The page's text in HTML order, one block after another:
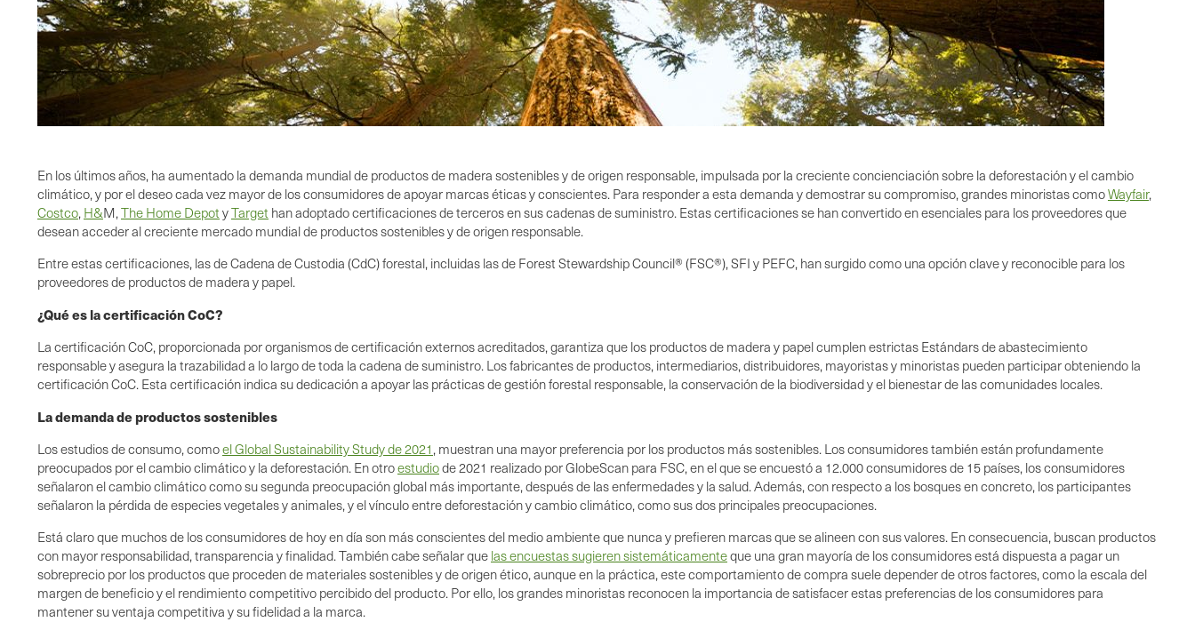
En los últimos años, ha aumentado la demanda mundial de productos de madera sostenibles y de origen responsable, impulsada por la creciente concienciación sobre la deforestación y el cambio
climático, y por el deseo cada vez mayor de los consumidores de apoyar marcas éticas y conscientes. Para responder a esta demanda y demostrar su compromiso, grandes minoristas comoWayfair,
Costco, H&M,The Home Depot yTarget han adoptado certificaciones de terceros en sus cadenas de suministro. Estas certificaciones se han convertido en esenciales para los proveedores que
desean acceder al creciente mercado mundial de productos sostenibles y de origen responsable.
Entre estas certificaciones, las de Cadena de Custodia (CdC) forestal, incluidas las de Forest Stewardship Council® (FSC®), SFI y PEFC, han surgido como una opción clave y reconocible para los
proveedores de productos de madera y papel.
¿Qué es la certificación CoC?
La certificación CoC, proporcionada por organismos de certificación externos acreditados, garantiza que los productos de madera y papel cumplen estrictas Estándars de abastecimiento
responsable y asegura la trazabilidad a lo largo de toda la cadena de suministro. Los fabricantes de productos, intermediarios, distribuidores, mayoristas y minoristas pueden participar obteniendo la
certificación CoC. Esta certificación indica su dedicación a apoyar las prácticas de gestión forestal responsable, la conservación de la biodiversidad y el bienestar de las comunidades locales.
La demanda de productos sostenibles
Los estudios de consumo, comoel Global Sustainability Study de 2021 , muestran una mayor preferencia por los productos más sostenibles. Los consumidores también están profundamente
preocupados por el cambio climático y la deforestación. En otroestudiode 2021 realizado por GlobeScan para FSC, en el que se encuestó a 12.000 consumidores de 15 países, los consumidores
señalaron el cambio climático como su segunda preocupación global más importante, después de las enfermedades y la salud. Además, con respecto a los bosques en concreto, los participantes
señalaron la pérdida de especies vegetales y animales, y el vínculo entre deforestación y cambio climático, como sus dos principales preocupaciones.
Está claro que muchos de los consumidores de hoy en día son más conscientes del medio ambiente que nunca y prefieren marcas que se alineen con sus valores. En consecuencia, buscan productos
con mayor responsabilidad, transparencia y finalidad. También cabe señalar que las encuestas sugieren sistemáticamenteque una gran mayoría de los consumidores está dispuesta a pagar un
sobreprecio por los productos que proceden de materiales sostenibles y de origen ético, aunque en la práctica, este comportamiento de compra suele depender de otros factores, como la escala del
margen de beneficio y el rendimiento competitivo percibido del producto. Por ello, los grandes minoristas reconocen la importancia de satisfacer estas preferencias de los consumidores para
mantener su ventaja competitiva y su fidelidad a la marca.